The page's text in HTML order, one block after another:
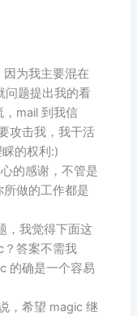
为我主要混在
问题提出我的看
mail 到我信
攻击我，我干活
的权利:)
的感谢，不管是
所做的工作都是
，我觉得下面这
？答案不需我
的确是一个容易
，希望 magic 继